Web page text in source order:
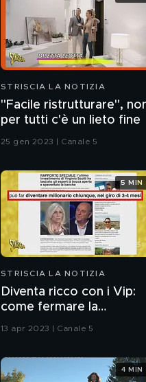
STRISCIA LA NOTIZIA
"Facile ristrutturare",
per tutti c'è un lieto fine
25 gen 2023 | Canale 5
STRISCIA LA NOTIZIA
Diventa ricco con i Vip:
come fermare la
pubblicità ingannevole
13 apr 2023 | Canale 5
5 MIN
4 MIN